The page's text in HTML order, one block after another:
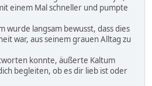
einem Mal schneller und pumpte
wurde langsam bewusst, dass dies
war, aus seinem grauen Alltag zu
konnte, äußerte Kaltum
begleiten, ob es dir lieb ist oder